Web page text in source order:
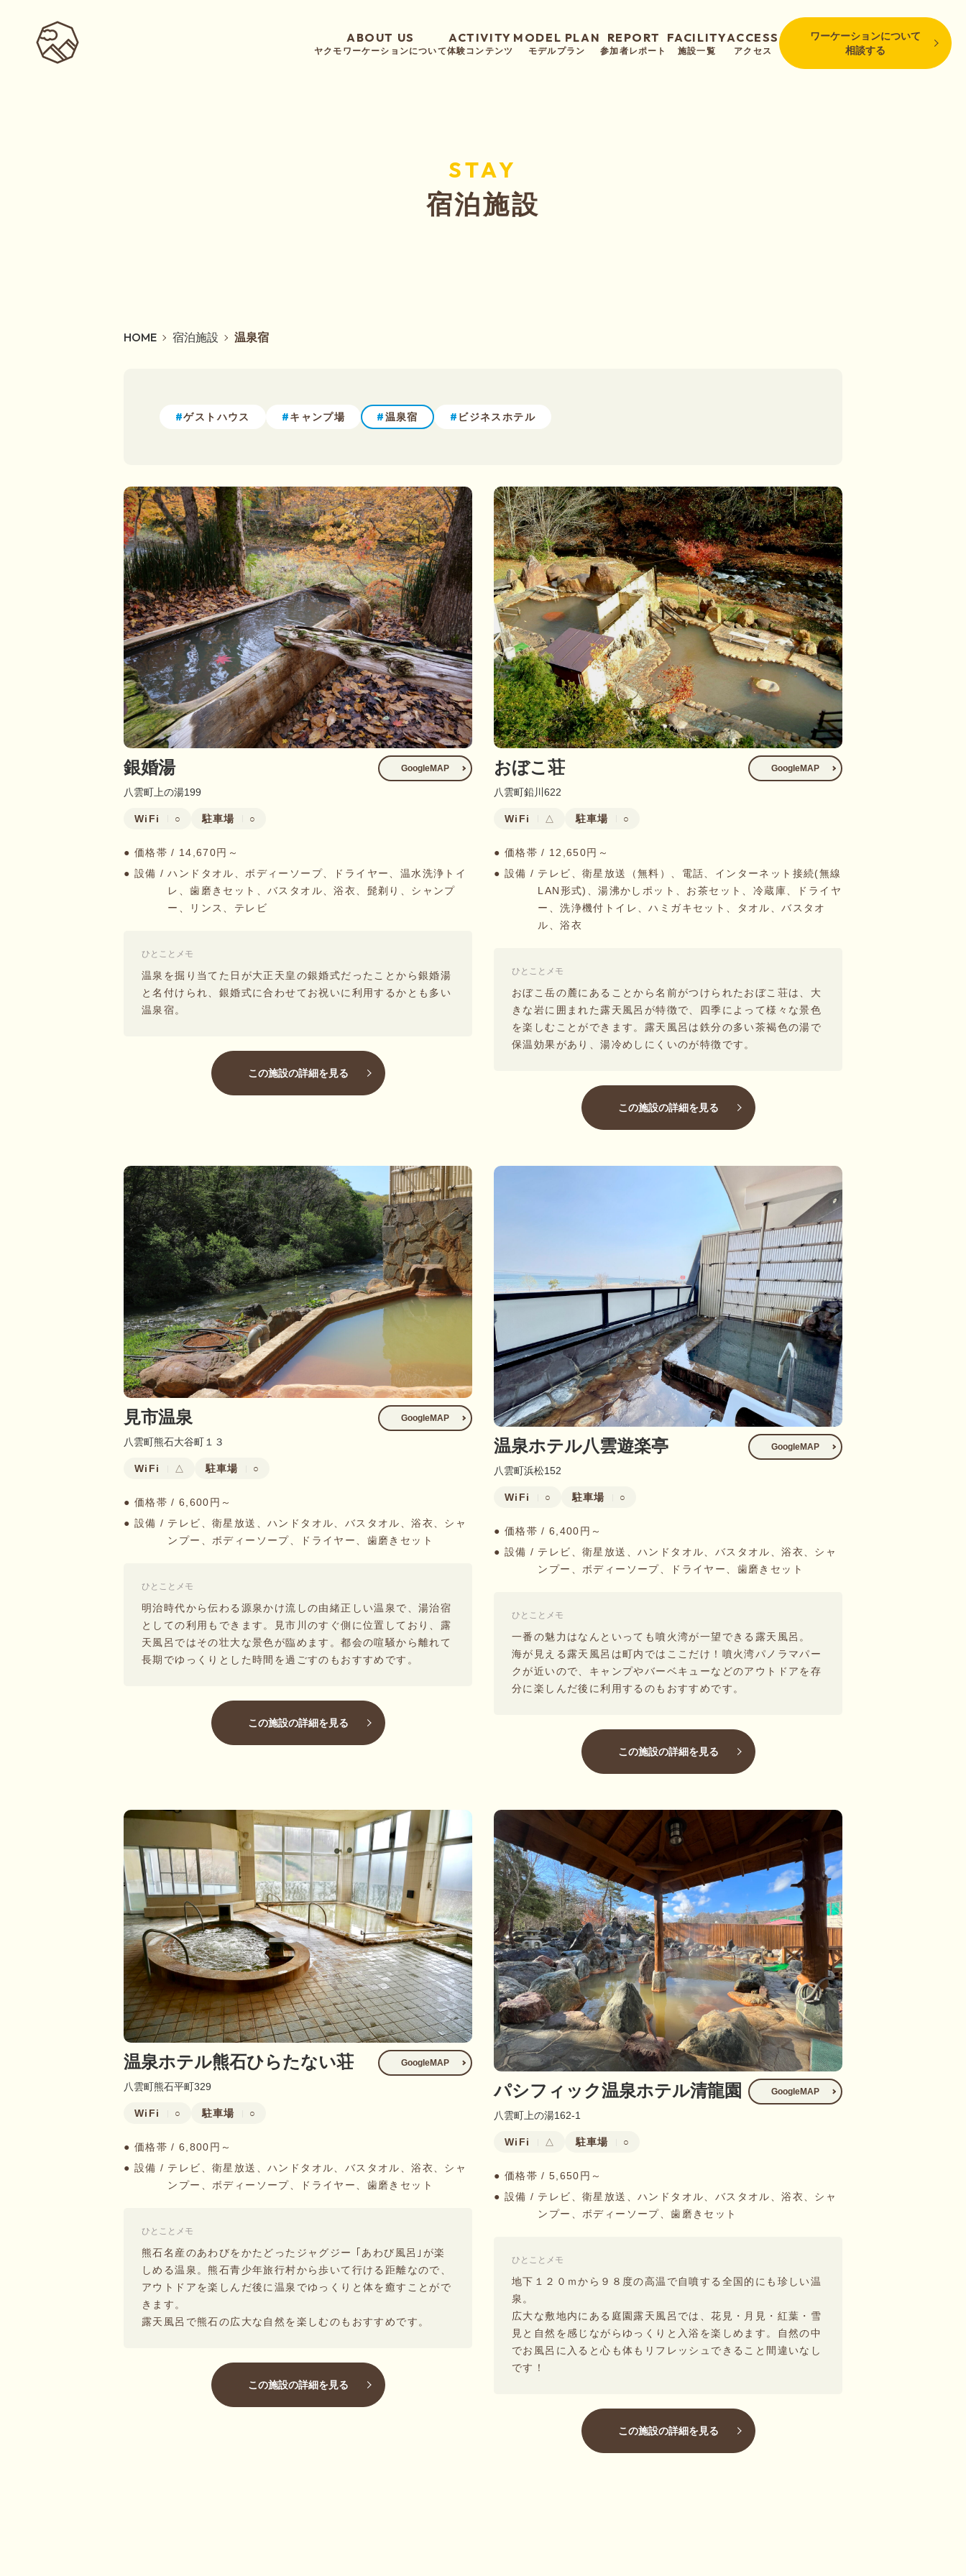
ABOUT US
ヤクモワーケーションについて
ACTIVITY
体験コンテンツ
MODEL PLAN
モデルプラン
REPORT
参加者レポート
FACILITY
施設一覧
ACCESS
アクセス
ワーケーションについて
相談する
STAY
宿泊施設
HOME 宿泊施設 温泉宿
#ゲストハウス #キャンプ場 #温泉宿 # ビジネスホテル
銀婚湯
八雲町上の湯199
GoogleMAP
WiFi ○ 駐車場 ○
● 価格帯 / 14,670円～
● 設備 / ハンドタオル、ボディーソープ、ドライヤー、温水洗浄トイ
レ、歯磨きセット、バスタオル、浴衣、髭剃り、シャンプ
ー、リンス、テレビ
ひとことメモ
温泉を掘り当てた日が大正天皇の銀婚式だったことから銀婚湯
と名付けられ、銀婚式に合わせてお祝いに利用するかとも多い
温泉宿。
この施設の詳細を見る
おぼこ荘
八雲町鉛川622
GoogleMAP
WiFi △ 駐車場 ○
● 価格帯 / 12,650円～
● 設備 / テレビ、衛星放送（無料）、電話、インターネット接続(無線
LAN形式)、湯沸かしポット、お茶セット、冷蔵庫、ドライヤ
ー、洗浄機付トイレ、ハミガキセット、タオル、バスタオ
ル、浴衣
ひとことメモ
おぼこ岳の麓にあることから名前がつけられたおぼこ荘は、大
きな岩に囲まれた露天風呂が特徴で、四季によって様々な景色
を楽しむことができます。露天風呂は鉄分の多い茶褐色の湯で
保温効果があり、湯冷めしにくいのが特徴です。
この施設の詳細を見る
見市温泉
八雲町熊石大谷町１３
GoogleMAP
WiFi △ 駐車場 ○
● 価格帯 / 6,600円～
● 設備 / テレビ、衛星放送、ハンドタオル、バスタオル、浴衣、シャ
ンプー、ボディーソープ、ドライヤー、歯磨きセット
ひとことメモ
明治時代から伝わる源泉かけ流しの由緒正しい温泉で、湯治宿
としての利用もできます。見市川のすぐ側に位置しており、露
天風呂ではその壮大な景色が臨めます。都会の喧騒から離れて
長期でゆっくりとした時間を過ごすのもおすすめです。
この施設の詳細を見る
温泉ホテル八雲遊楽亭
八雲町浜松152
GoogleMAP
WiFi ○ 駐車場 ○
● 価格帯 / 6,400円～
● 設備 / テレビ、衛星放送、ハンドタオル、バスタオル、浴衣、シャ
ンプー、ボディーソープ、ドライヤー、歯磨きセット
ひとことメモ
一番の魅力はなんといっても噴火湾が一望できる露天風呂。
海が見える露天風呂は町内ではここだけ！噴火湾パノラマパー
クが近いので、キャンプやバーベキューなどのアウトドアを存
分に楽しんだ後に利用するのもおすすめです。
この施設の詳細を見る
温泉ホテル熊石ひらたない荘
八雲町熊石平町329
GoogleMAP
WiFi ○ 駐車場 ○
● 価格帯 / 6,800円～
● 設備 / テレビ、衛星放送、ハンドタオル、バスタオル、浴衣、シャ
ンプー、ボディーソープ、ドライヤー、歯磨きセット
ひとことメモ
熊石名産のあわびをかたどったジャグジー ｢あわび風呂｣が楽
しめる温泉。熊石青少年旅行村から歩いて行ける距離なので、
アウトドアを楽しんだ後に温泉でゆっくりと体を癒すことがで
きます。
露天風呂で熊石の広大な自然を楽しむのもおすすめです。
この施設の詳細を見る
パシフィック温泉ホテル清龍園
八雲町上の湯162-1
GoogleMAP
WiFi △ 駐車場 ○
● 価格帯 / 5,650円～
● 設備 / テレビ、衛星放送、ハンドタオル、バスタオル、浴衣、シャ
ンプー、ボディーソープ、歯磨きセット
ひとことメモ
地下１２０ｍから９８度の高温で自噴する全国的にも珍しい温
泉。
広大な敷地内にある庭園露天風呂では、花見・月見・紅葉・雪
見と自然を感じながらゆっくりと入浴を楽しめます。自然の中
でお風呂に入ると心も体もリフレッシュできること間違いなし
です！
この施設の詳細を見る